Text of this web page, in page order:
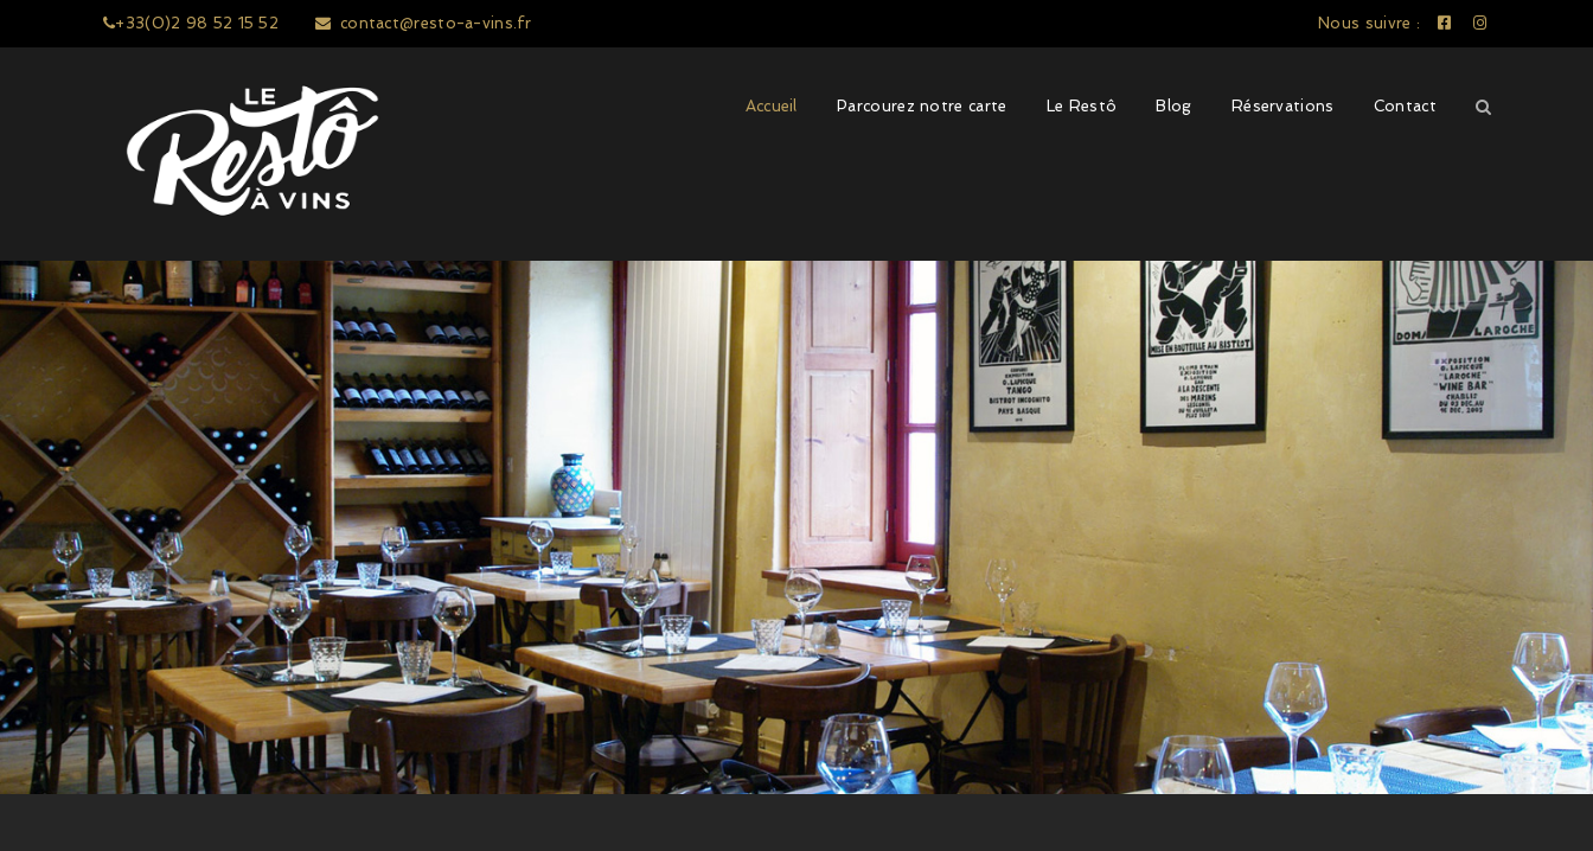
Nous suivre :
+33(0)2 98 52 15 52 contact@resto-a-vins.fr
Accueil Parcourez notre carte Le Restô Blog Réservations Contact